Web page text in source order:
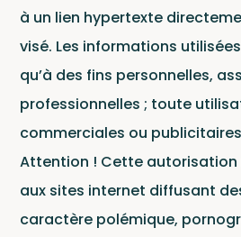
à un lien hypertexte
visé. Les informations
qu’à des fins personnelles,
professionnelles ; toute
commerciales ou
Attention ! Cette autorisation
aux sites internet diffusant
caractère polémique,